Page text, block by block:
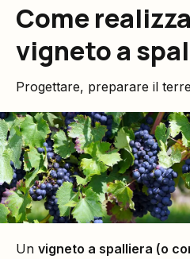
Come
vigneto a
Progettare, preparare il
Un vigneto a spalliera (o